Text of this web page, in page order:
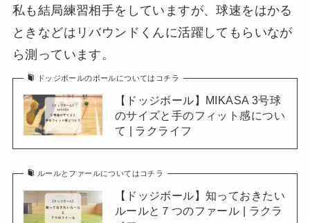
私も結局練習相手をしていますが、球速をはかる
ときなどはリバウンドくんに活躍してもらいなが
ら測っています。
ドッジボールのボールについてはコチラ
【ドッジボール】MIKASA 3号球
のサイズと手のフィット感につい
て | ラクライフ
ルールとファールについてはコチラ
【ドッジボール】知っておきたい
ルールと７つのファール | ラクラ